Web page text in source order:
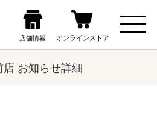
店 お知らせ詳細